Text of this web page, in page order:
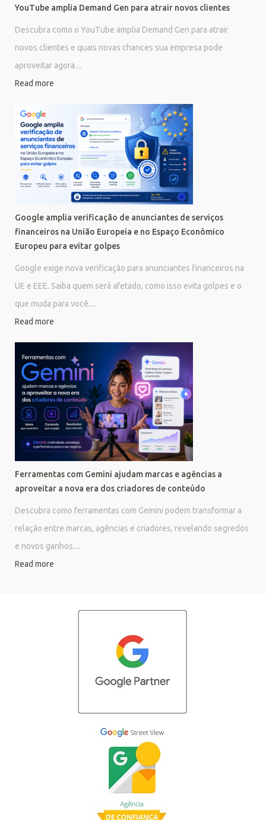
YouTube amplia Demand Gen para atrair novos clientes
Descubra como o YouTube amplia Demand Gen para atrair
novos clientes e quais novas chances sua empresa pode
aproveitar agora....
Read more
Google amplia verificação de anunciantes de serviços
financeiros na União Europeia e no Espaço Econômico
Europeu para evitar golpes
Google exige nova verificação para anunciantes financeiros na
UE e EEE. Saiba quem será afetado, como isso evita golpes e o
que muda para você....
Read more
Ferramentas com Gemini ajudam marcas e agências a
aproveitar a nova era dos criadores de conteúdo
Descubra como ferramentas com Gemini podem transformar a
relação entre marcas, agências e criadores, revelando segredos
e novos ganhos....
Read more